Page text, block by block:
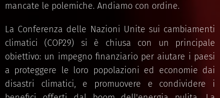
mancate le polemiche. Andiamo con ordine.
La Conferenza delle Nazioni Unite sui cambiamenti
climatici (COP29) si è chiusa con un principale
obiettivo: un impegno finanziario per aiutare i paesi
a proteggere le loro popolazioni ed economie dai
disastri climatici, e promuovere e condividere i